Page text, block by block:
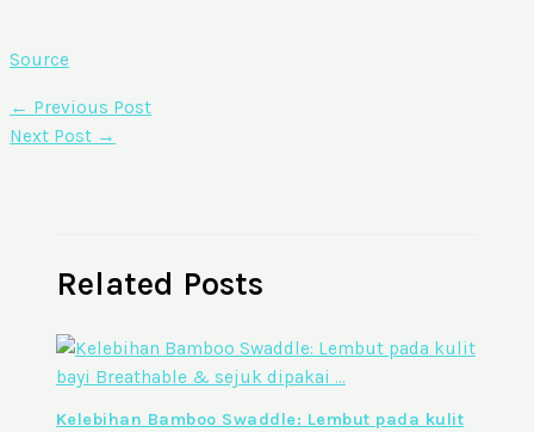
Source
← Previous Post
Next Post →
Related Posts
Kelebihan Bamboo Swaddle: Lembut pada kulit